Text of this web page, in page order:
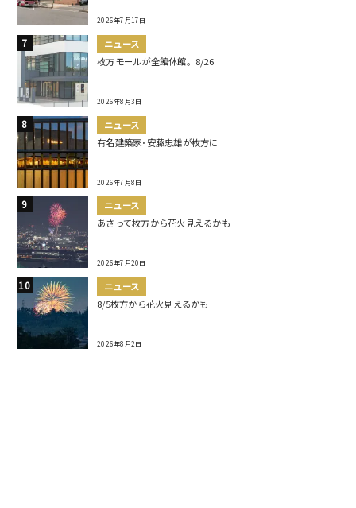
2026年7月17日
ニュース
枚方モールが全館休館。8/26
2026年8月3日
ニュース
有名建築家･安藤忠雄が枚方に
2026年7月8日
ニュース
あさって枚方から花火見えるかも
2026年7月20日
ニュース
8/5枚方から花火見えるかも
2026年8月2日